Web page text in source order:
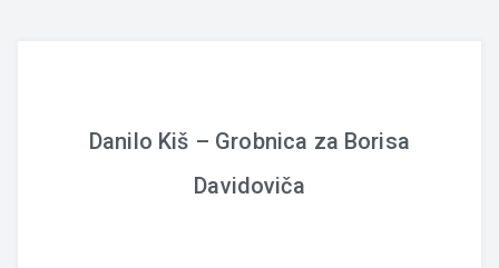
Danilo Kiš – Grobnica za Borisa
Davidoviča